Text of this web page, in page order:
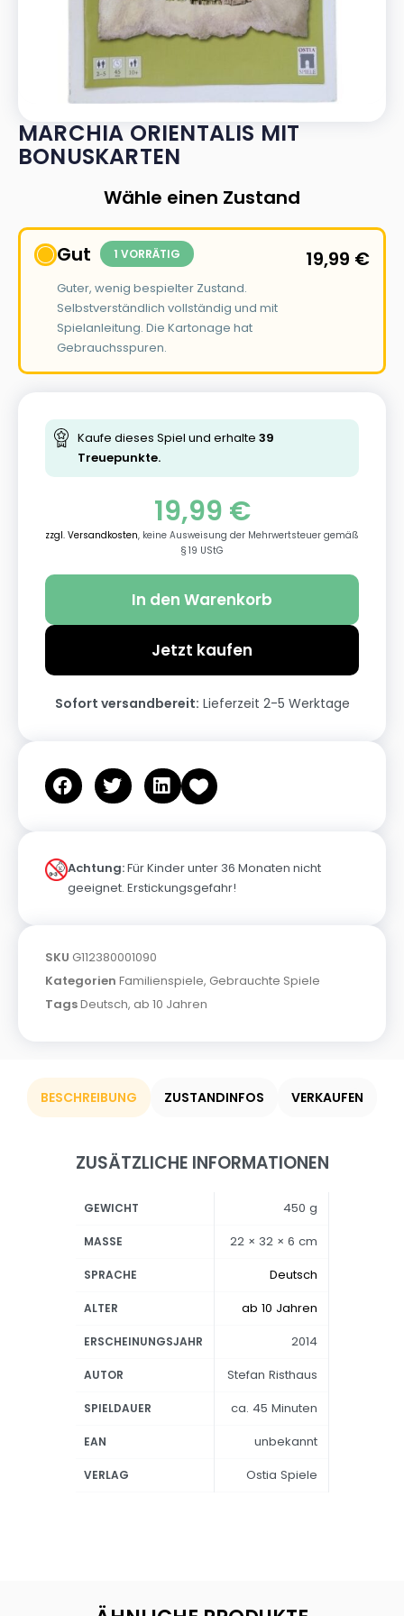
MARCHIA ORIENTALIS MIT
BONUSKARTEN
Wähle einen Zustand
Gut 1 VORRÄTIG
Guter, wenig bespielter Zustand.
Selbstverständlich vollständig und mit
Spielanleitung. Die Kartonage hat
Gebrauchsspuren.
19,99 €
Kaufe dieses Spiel und erhalte 39
Treuepunkte.
19,99 €
zzgl. Versandkosten, keine Ausweisung der Mehrwertsteuer gemäß
§ 19 UStG
In den Warenkorb
Jetzt kaufen
Sofort versandbereit: Lieferzeit 2-5 Werktage
Achtung:Für Kinder unter 36 Monaten nicht
geeignet. Erstickungsgefahr!
SKU G112380001090
Kategorien Familienspiele, Gebrauchte Spiele
TagsDeutsch, ab 10 Jahren
BESCHREIBUNG ZUSTANDINFOS VERKAUFEN
ZUSÄTZLICHE INFORMATIONEN
GEWICHT 450 g
MASSE 22 × 32 × 6 cm
SPRACHE Deutsch
ALTER ab 10 Jahren
ERSCHEINUNGSJAHR 2014
AUTOR Stefan Risthaus
SPIELDAUER ca. 45 Minuten
EAN unbekannt
VERLAG Ostia Spiele